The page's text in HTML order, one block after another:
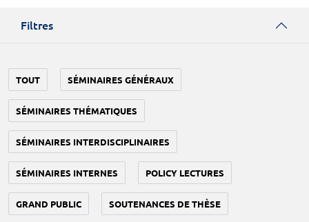
Filtres
TOUT SÉMINAIRES GÉNÉRAUX
SÉMINAIRES THÉMATIQUES
SÉMINAIRES INTERDISCIPLINAIRES
SÉMINAIRES INTERNES POLICY LECTURES
GRAND PUBLIC SOUTENANCES DE THÈSE